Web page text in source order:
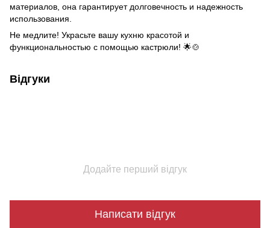
материалов, она гарантирует долговечность и надежность
использования.
Не медлите! Украсьте вашу кухню красотой и
функциональностью с помощью кастрюли! 🌟🍲
Відгуки
Додайте перший відгук
Написати відгук